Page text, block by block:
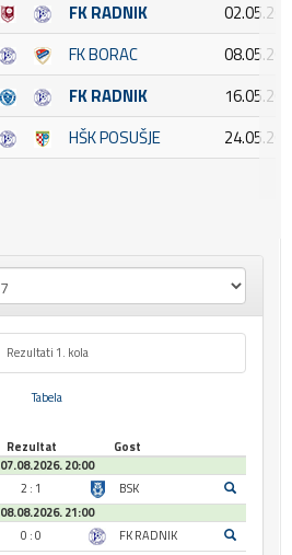
FK RADNIK
FK BORAC
FK RADNIK
HŠK POSUŠJE
Rezultati 1. kola
Tabela
Rezultat
Gost
07.08.2026. 20:00
2 : 1
BSK
08.08.2026. 21:00
0 : 0
FK RADNIK